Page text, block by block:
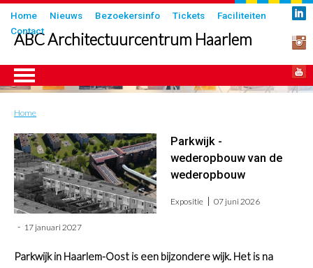
Overslaan
en
naar
inhoud
gaan
Submenu
Home Nieuws Bezoekersinfo Tickets
Faciliteiten
Contact
ABC Architectuurcentrum Haarlem
Kruimelpad
Home
Parkwijk -
wederopbouw van de
wederopbouw
Expositie 07 juni 2026
17 januari 2027
Parkwijk in Haarlem-Oost is een bijzondere wijk. Het is na